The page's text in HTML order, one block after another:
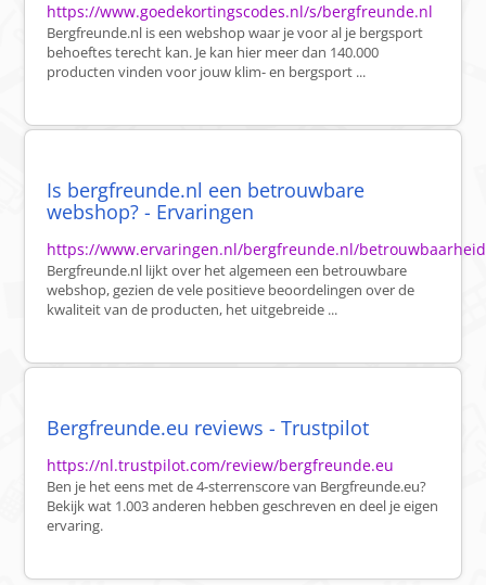
https://www.goedekortingscodes.nl/s/bergfreunde.nl
Bergfreunde.nl is een webshop waar je voor al je bergsport
behoeftes terecht kan. Je kan hier meer dan 140.000
producten vinden voor jouw klim- en bergsport ...
Is bergfreunde.nl een betrouwbare
webshop? - Ervaringen
https://www.ervaringen.nl/bergfreunde.nl/betrouwbaarheid
Bergfreunde.nl lijkt over het algemeen een betrouwbare
webshop, gezien de vele positieve beoordelingen over de
kwaliteit van de producten, het uitgebreide ...
Bergfreunde.eu reviews - Trustpilot
https://nl.trustpilot.com/review/bergfreunde.eu
Ben je het eens met de 4-sterrenscore van Bergfreunde.eu?
Bekijk wat 1.003 anderen hebben geschreven en deel je eigen
ervaring.